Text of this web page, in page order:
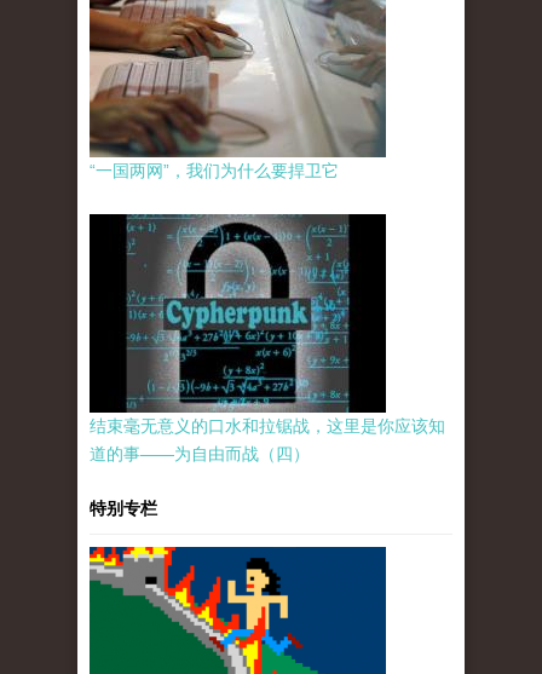
“一国两网”，我们为什么要捍卫它
结束毫无意义的口水和拉锯战，这里是你应该知
道的事——为自由而战（四）
特别专栏